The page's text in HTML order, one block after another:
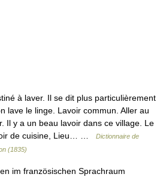
à laver. Il se dit plus particulièrement
lave le linge. Lavoir commun. Aller au
Il y a un beau lavoir dans ce village. Le
de cuisine, Lieu… …
Dictionnaire de
(1835)
im französischen Sprachraum